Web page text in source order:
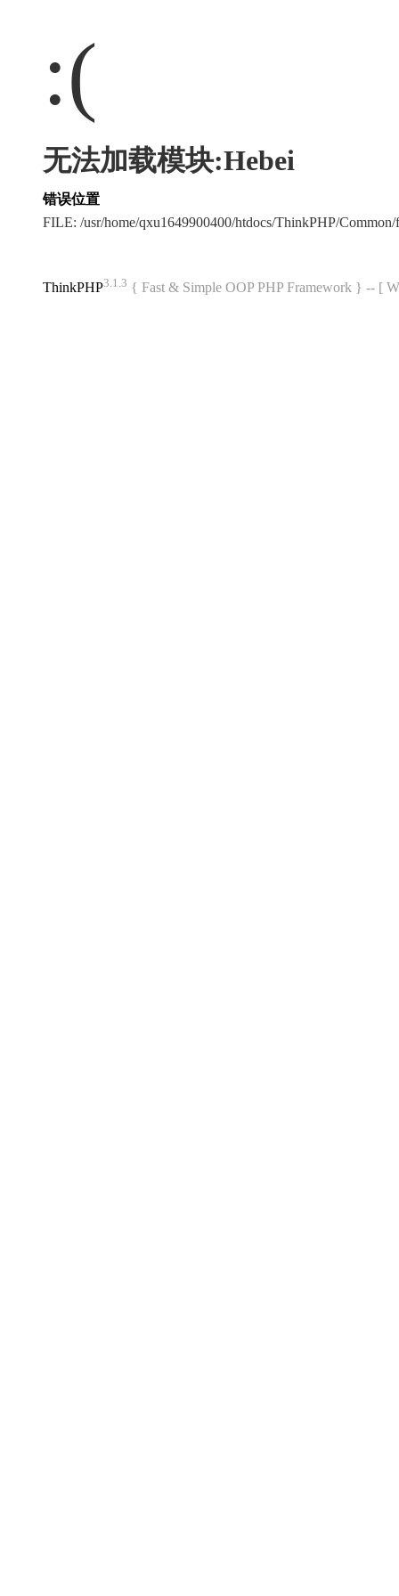
:(
无法加载模块:Hebei
错误位置
FILE: /usr/home/qxu1649900400/htdocs/ThinkPHP/
ThinkPHP3.1.3 { Fast & Simple OOP PHP Framework } -- [